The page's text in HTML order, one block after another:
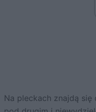
Na pleckach znajdą się